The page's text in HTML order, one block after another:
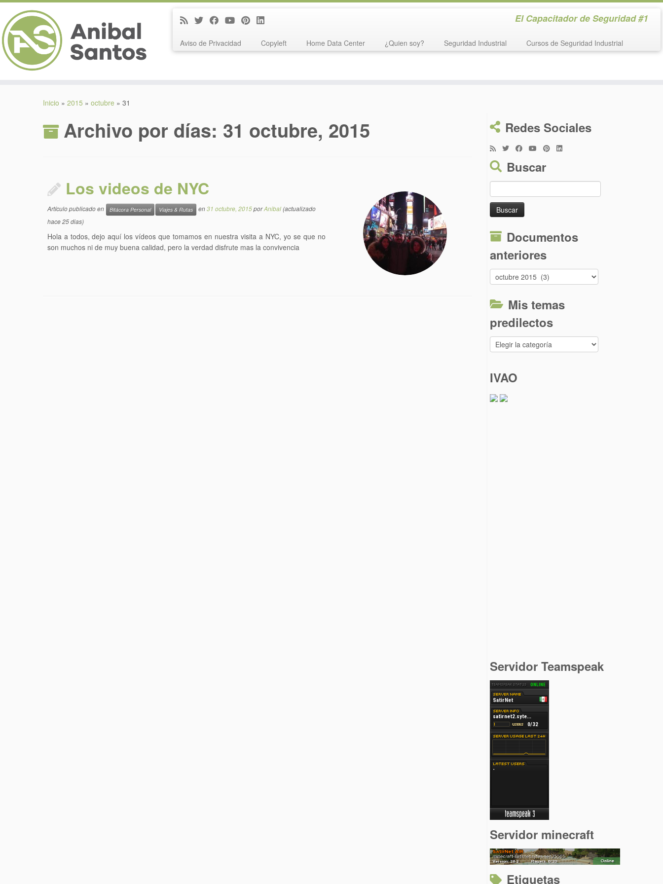
El Capacitador de Seguridad #1
Aviso de Privacidad Copyleft Home Data Center ¿Quien soy? Seguridad Industrial Cursos de Seguridad Industrial
Inicio » 2015 » octubre » 31
Archivo por días: 31 octubre, 2015
Los videos de NYC
Artículo publicado en Bitácora Personal Viajes & Rutas en31 octubre, 2015porAnibal(actualizado
hace 25 dias)
Hola a todos, dejo aquí los vídeos que tomamos en nuestra visita a NYC, yo se que no
son muchos ni de muy buena calidad, pero la verdad disfrute mas la convivencia
Redes Sociales
Buscar
Buscar:
Documentos
anteriores
Documentos
anteriores
Mis temas
predilectos
Mis
temas
IVAO
Servidor Teamspeak
Servidor minecraft
Etiquetas